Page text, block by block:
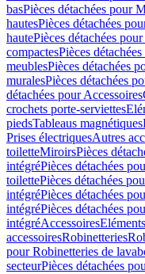
basPièces détachées pour
hautesPièces détachées
hautePièces détachées
compactesPièces
meublesPièces détachées
muralesPièces détachées
détachées pour Accessoires
crochets porte-serviettes
piedsTableaus magnétiques
Prises électriquesAutres
toiletteMiroirsPièces
intégréPièces détachées
toilettePièces détachées
intégréPièces détachées
intégréPièces détachées
intégréAccessoires
accessoiresRobinetteries
pour Robinetteries de
secteurPièces détachées